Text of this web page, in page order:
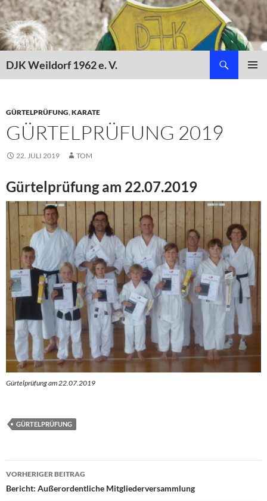
Zum
Inhalt
springen
DJK Weildorf 1962 e. V.
GÜRTELPRÜFUNG,KARATE
GÜRTELPRÜFUNG 2019
22. JULI 2019 TOM
Gürtelprüfung am 22.07.2019
Gürtelprüfung am 22.07.2019
GÜRTELPRÜFUNG
Beitragsnavigation
VORHERIGER BEITRAG
Bericht: Außerordentliche Mitgliederversammlung